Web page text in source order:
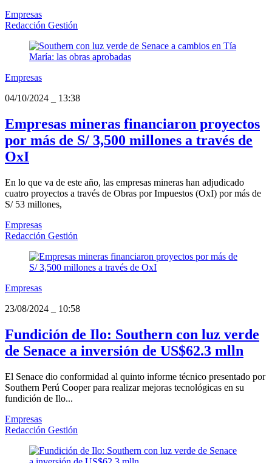
Empresas
Redacción Gestión
Empresas
04/10/2024
13:38
Empresas mineras financiaron proyectos
por más de S/ 3,500 millones a través de
OxI
En lo que va de este año, las empresas mineras han adjudicado
cuatro proyectos a través de Obras por Impuestos (OxI) por más de
S/ 53 millones,
Empresas
Redacción Gestión
Empresas
23/08/2024
10:58
Fundición de Ilo: Southern con luz verde
de Senace a inversión de US$62.3 mlln
El Senace dio conformidad al quinto informe técnico presentado por
Southern Perú Cooper para realizar mejoras tecnológicas en su
fundición de Ilo...
Empresas
Redacción Gestión